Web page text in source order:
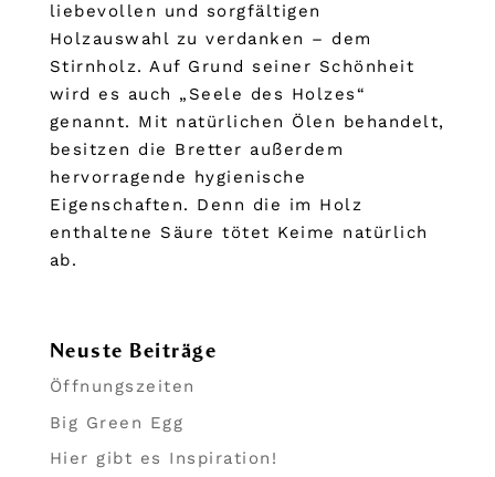
liebevollen und sorgfältigen
Holzauswahl zu verdanken – dem
Stirnholz. Auf Grund seiner Schönheit
wird es auch „Seele des Holzes“
genannt. Mit natürlichen Ölen behandelt,
besitzen die Bretter außerdem
hervorragende hygienische
Eigenschaften. Denn die im Holz
enthaltene Säure tötet Keime natürlich
ab.
Neuste Beiträge
Öffnungszeiten
Big Green Egg
Hier gibt es Inspiration!